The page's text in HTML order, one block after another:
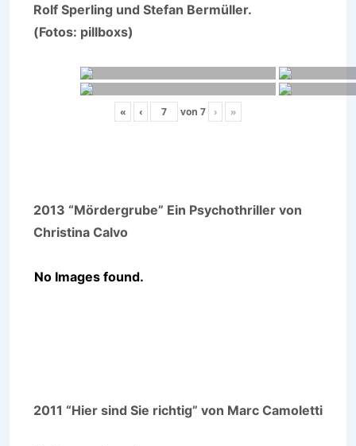
Rolf Sperling und Stefan Bermüller.
(Fotos: pillboxs)
« ‹ von 7 › »
2013 “Mördergrube” Ein Psychothriller von
Christina Calvo
No Images found.
2011 “Hier sind Sie richtig” von Marc Camoletti